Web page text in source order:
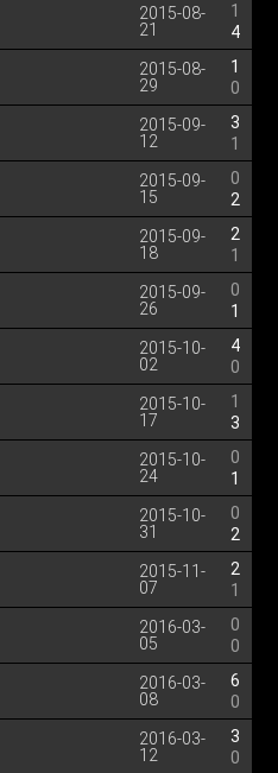
2015-08-
21
1
4
2015-08-
29
1
0
2015-09-
12
3
1
2015-09-
15
0
2
2015-09-
18
2
1
2015-09-
26
0
1
2015-10-
02
4
0
2015-10-
17
1
3
2015-10-
24
0
1
2015-10-
31
0
2
2015-11-
07
2
1
2016-03-
05
0
0
2016-03-
08
6
0
2016-03-
12
3
0